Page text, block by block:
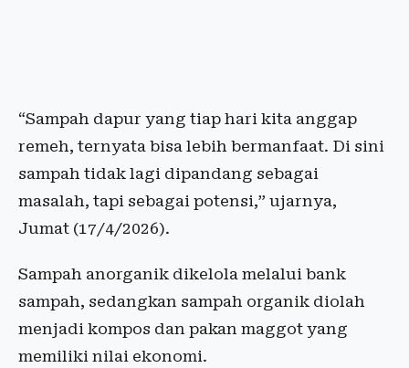
“Sampah dapur yang tiap hari kita anggap
remeh, ternyata bisa lebih bermanfaat. Di sini
sampah tidak lagi dipandang sebagai
masalah, tapi sebagai potensi,” ujarnya,
Jumat (17/4/2026).
Sampah anorganik dikelola melalui bank
sampah, sedangkan sampah organik diolah
menjadi kompos dan pakan maggot yang
memiliki nilai ekonomi.